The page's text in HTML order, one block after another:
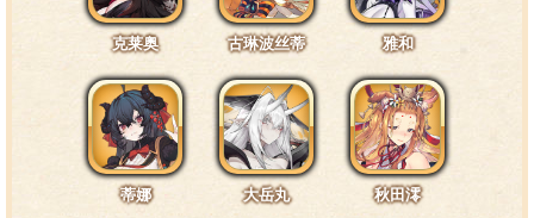
克莱奥 古琳波丝蒂 雅和
蒂娜 大岳丸 秋田澪